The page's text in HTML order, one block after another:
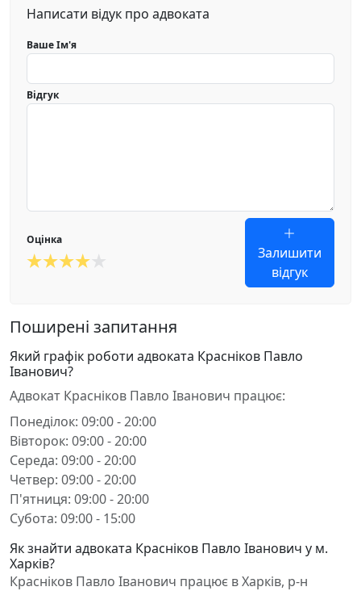
Написати відук про адвоката
Ваше Ім'я
Відгук
Оцінка
Залишити
відгук
Поширені запитання
Який графік роботи адвоката Красніков Павло
Іванович?
Адвокат Красніков Павло Іванович працює:
Понеділок: 09:00 - 20:00
Вівторок: 09:00 - 20:00
Середа: 09:00 - 20:00
Четвер: 09:00 - 20:00
П'ятниця: 09:00 - 20:00
Субота: 09:00 - 15:00
Як знайти адвоката Красніков Павло Іванович у м.
Харків?
Красніков Павло Іванович працює в Харків, р-н